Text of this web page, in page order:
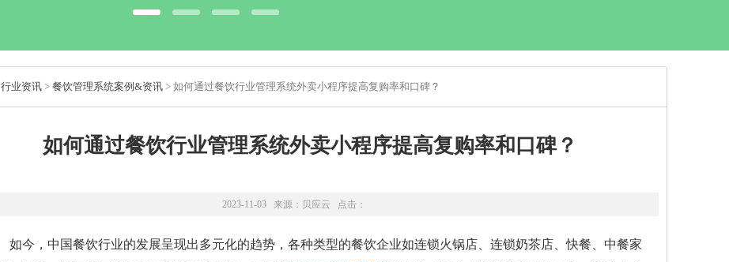
行业资讯 > 餐饮管理系统案例&资讯 > 如何通过餐饮行业管理系统外卖小程序提高复购率和口碑？
如何通过餐饮行业管理系统外卖小程序提高复购率和口碑？
2023-11-03 来源： 贝应云 点击：
如今，中国餐饮行业的发展呈现出多元化的趋势，各种类型的餐饮企业如连锁火锅店、连锁奶茶店、快餐、中餐家